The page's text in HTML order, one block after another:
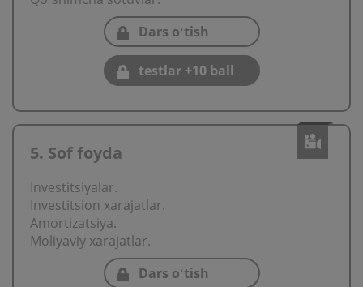
Dars oʻtish
testlar +10 ball
5. Sof foyda
Investitsiyalar.
Investitsion хarajatlar.
Amortizatsiya.
Moliyaviy хarajatlar.
Dars oʻtish